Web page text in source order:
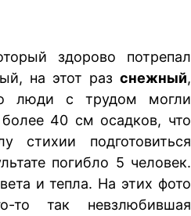
здорово потрепал
на этот раз снежный,
люди с трудом могли
40 см осадков, что
стихии подготовиться
погибло 5 человек.
и тепла. На этих фото
то так невзлюбившая